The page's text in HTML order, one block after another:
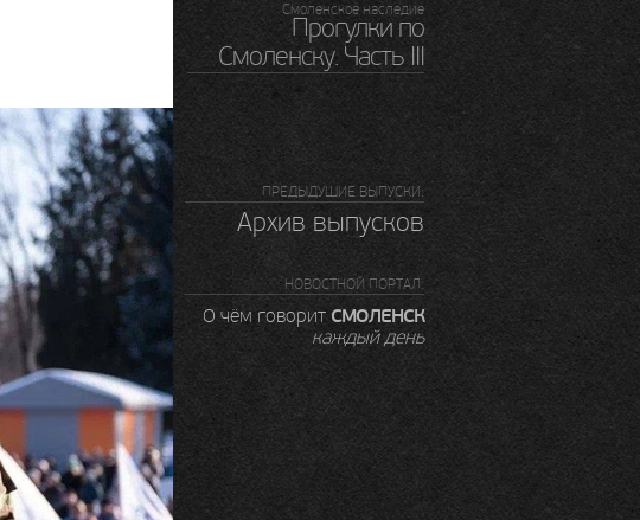
Смоленское наследие
Прогулки по
Смоленску. Часть III
ПРЕДЫДУШИЕ ВЫПУСКИ:
Архив выпусков
НОВОСТНОЙ ПОРТАЛ:
О чём говорит СМОЛЕНСК
каждый день